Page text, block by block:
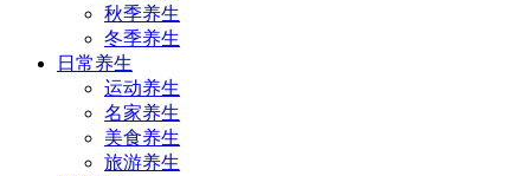
秋季养生
冬季养生
日常养生
运动养生
名家养生
美食养生
旅游养生